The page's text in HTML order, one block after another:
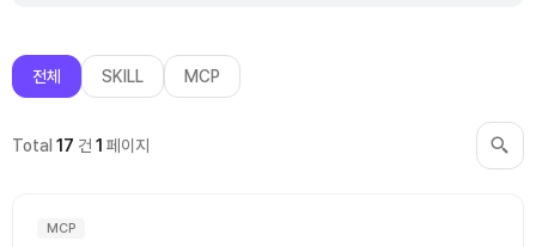
전체 SKILL MCP
Total 17 건 1 페이지
MCP